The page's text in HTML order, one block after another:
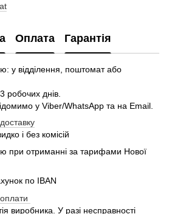
Оплата Гарантія
у відділення, поштомат або
робочих днів.
у Viber/WhatsApp та на Email.
і без комісій
при отриманні за тарифами Нової
по IBAN
виробника. У разі несправності